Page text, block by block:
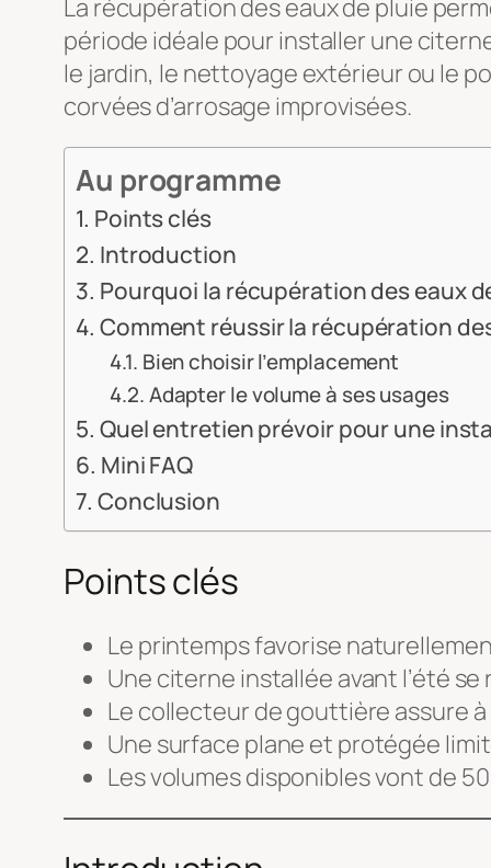
La récupération des eaux de pluie
période idéale pour installer une
le jardin, le nettoyage extérieur ou le
corvées d’arrosage improvisées.
Au programme
Points clés
Introduction
Pourquoi la récupération des eaux
Comment réussir la récupération
Bien choisir l’emplacement
Adapter le volume à ses usages
Quel entretien prévoir pour une
Mini FAQ
Conclusion
Points clés
Le printemps favorise
Une citerne installée avant l’été
Le collecteur de gouttière assure
Une surface plane et protégée
Les volumes disponibles vont de